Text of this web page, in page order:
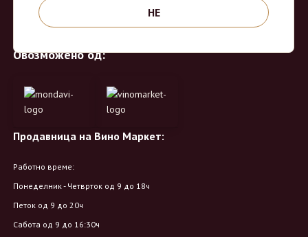
домашните винарии, со избор на преку 8 винарии и 150 различни
етикети.
Овозможено од:
Продавница на Вино Маркет:
Работно време:
Понеделник - Четврток од 9 до 18ч
Петок од 9 до 20ч
Сабота од 9 до 16:30ч
НЕ